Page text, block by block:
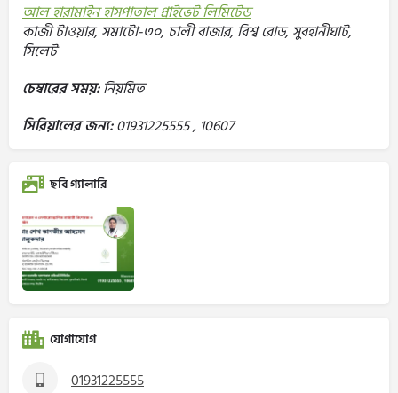
আল হারামাইন হাসপাতাল প্রাইভেট লিমিটেড
কাজী টাওয়ার, সমাটো-৩০, চালী বাজার, বিশ্ব রোড, সুবহানীঘাট,
সিলেট
চেম্বারের সময়:নিয়মিত
সিরিয়ালের জন্য:01931225555 , 10607
ছবি গ্যালারি
যোগাযোগ
01931225555